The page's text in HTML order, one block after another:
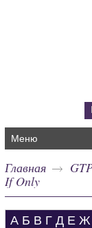
Меню
Главная
If Only
А Б В Г Д Е Ж